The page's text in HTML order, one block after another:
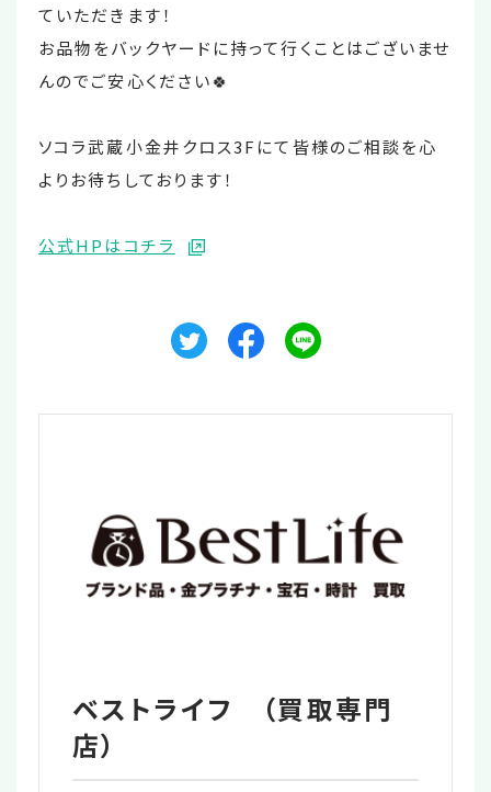
ていただきます！
お品物をバックヤードに持って行くことはございませ
んのでご安心ください🍀
ソコラ武蔵小金井クロス3Fにて皆様のご相談を心
よりお待ちしております！
公式HPはコチラ
ベストライフ （買取専門
店）